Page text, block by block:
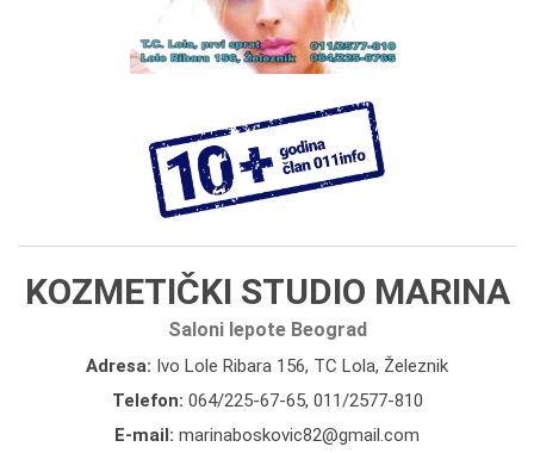
KOZMETIČKI STUDIO MARINA
Saloni lepote Beograd
Adresa: Ivo Lole Ribara 156, TC Lola, Železnik
Telefon: 064/225-67-65, 011/2577-810
E-mail: marinaboskovic82@gmail.com